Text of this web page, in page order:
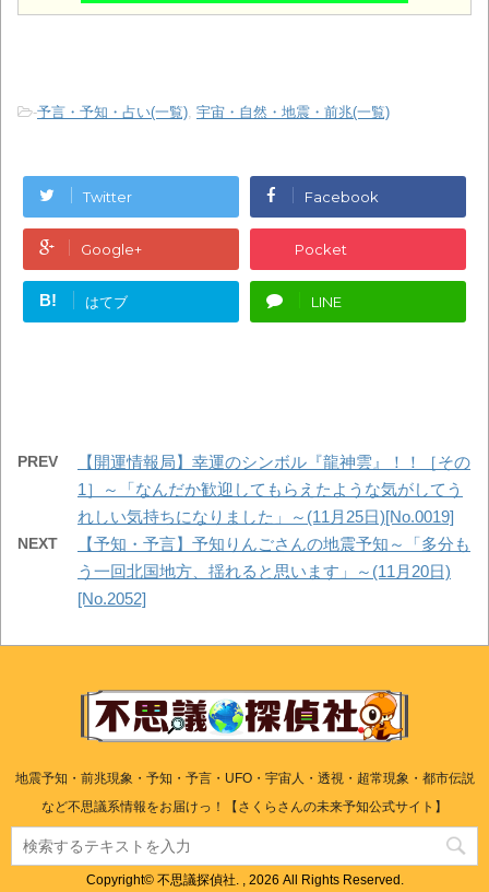
-予言・予知・占い(一覧), 宇宙・自然・地震・前兆(一覧)
Twitter Facebook
Google+ Pocket
B! はてブ LINE
PREV
【開運情報局】幸運のシンボル『龍神雲』！！［その
1］～「なんだか歓迎してもらえたような気がしてう
れしい気持ちになりました」～(11月25日)[No.0019]
NEXT
【予知・予言】予知りんごさんの地震予知～「多分も
う一回北国地方、揺れると思います」～(11月20日)
[No.2052]
地震予知・前兆現象・予知・予言・UFO・宇宙人・透視・超常現象・都市伝説
など不思議系情報をお届けっ！【さくらさんの未来予知公式サイト】
Copyright© 不思議探偵社. , 2026 All Rights Reserved.